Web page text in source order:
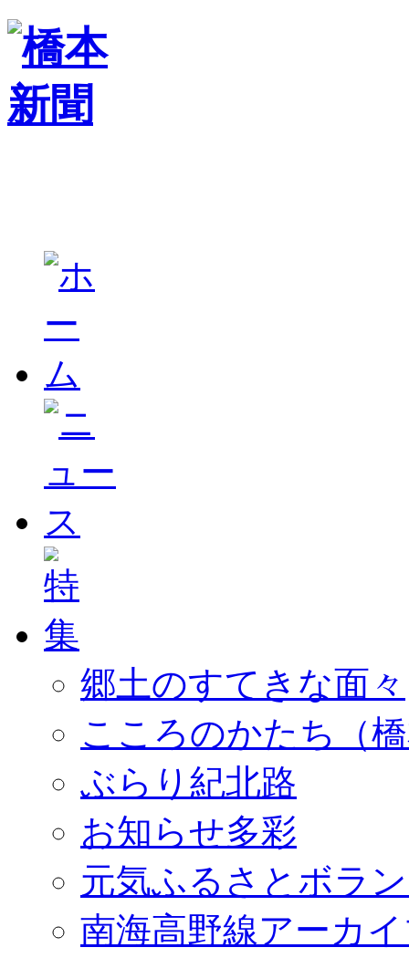
郷土のすてきな面々
こころのかたち（
ぶらり紀北路
お知らせ多彩
元気ふるさとボラ
南海高野線アーカ